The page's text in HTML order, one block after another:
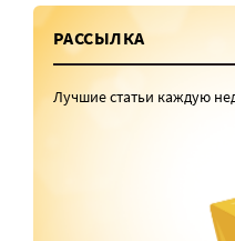
РАССЫЛКА
Лучшие статьи каждую